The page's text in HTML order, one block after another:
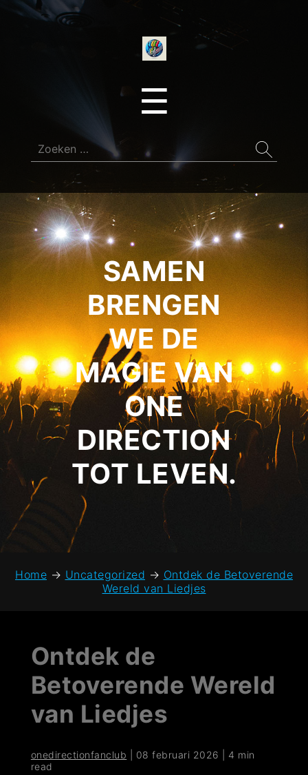
☰
Zoeken
naar:
SAMEN
BRENGEN
WE DE
MAGIE VAN
ONE
DIRECTION
TOT LEVEN.
Home → Uncategorized → Ontdek de Betoverende
Wereld van Liedjes
Ontdek de
Betoverende Wereld
van Liedjes
onedirectionfanclub 08 februari 2026
4 min
read